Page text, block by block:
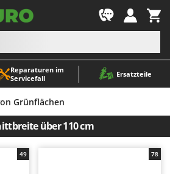
Reparaturen im
Servicefall
Ersatzteile
- Traubenmühlen
Grünflächen
über 110 cm
49 78